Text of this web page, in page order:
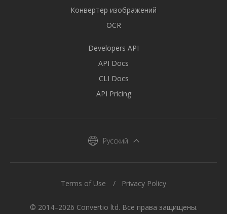
Конвертер изображений
OCR
Developers API
API Docs
CLI Docs
API Pricing
Русский
© 2014–2026 Convertio ltd. Все права защищены.
Terms of Use Privacy Policy